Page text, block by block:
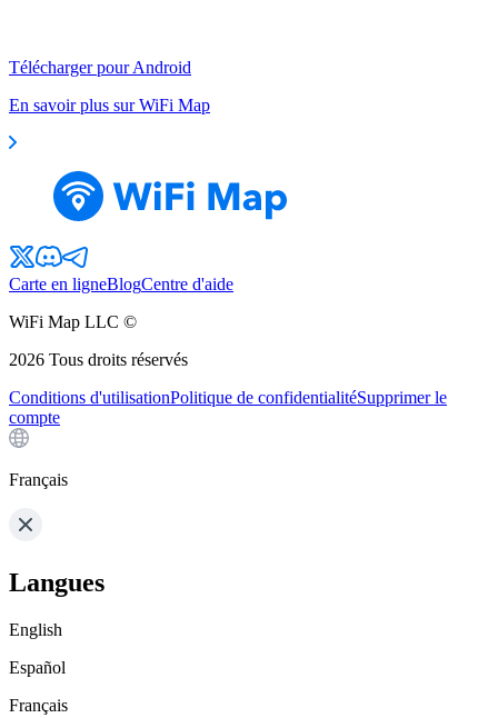
Télécharger pour Android
En savoir plus sur WiFi Map
Carte en ligneBlogCentre d'aide
WiFi Map LLC ©
2026 Tous droits réservés
Conditions d'utilisationPolitique de confidentialitéSupprimer le
compte
Français
Langues
English
Español
Français